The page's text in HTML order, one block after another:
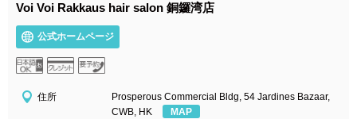
Voi Voi Rakkaus hair salon 銅鑼湾店
公式ホームページ
住所
Prosperous Commercial Bldg, 54 Jardines Bazaar,
CWB, HK
MAP